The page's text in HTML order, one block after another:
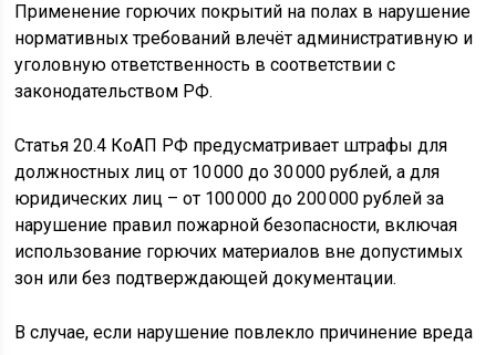
Применение горючих покрытий на полах в нарушение
нормативных требований влечёт административную и
уголовную ответственность в соответствии с
законодательством РФ.
Статья 20.4 КоАП РФ предусматривает штрафы для
должностных лиц от 10 000 до 30 000 рублей, а для
юридических лиц – от 100 000 до 200 000 рублей за
нарушение правил пожарной безопасности, включая
использование горючих материалов вне допустимых
зон или без подтверждающей документации.
В случае, если нарушение повлекло причинение вреда